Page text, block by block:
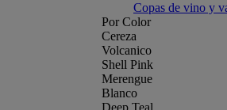
Copas de vino y
Por Color
Cereza
Volcanico
Shell Pink
Merengue
Blanco
Deep Teal